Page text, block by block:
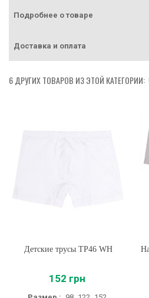
Подробнее о товаре
Доставка и оплата
6 ДРУГИХ ТОВАРОВ ИЗ ЭТОЙ КАТЕГОРИИ:
Детские трусы ТР46 WH
152 грн